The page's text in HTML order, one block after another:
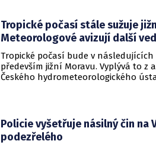
Tropické počasí stále sužuje
Meteorologové avizují další
Tropické počasí bude v
především jižní Moravu. Vyplývá to z
Českého hydrometeorologického
Policie vyšetřuje násilný čin na
podezřelého